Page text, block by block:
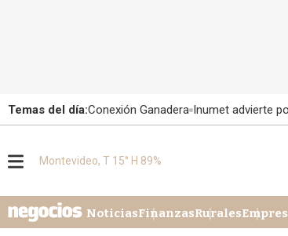
Temas del día:Conexión Ganadera Inumet advierte
u
Montevideo, T 15° H 89%
NoticiasFinanzasRurales